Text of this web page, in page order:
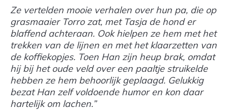
Ze vertelden mooie verhalen over hun pa, die op
grasmaaier Torro zat, met Tasja de hond er
blaffend achteraan. Ook hielpen ze hem met het
trekken van de lijnen en met het klaarzetten van
de koffiekopjes. Toen Han zijn heup brak, omdat
hij bij het oude veld over een paaltje struikelde
hebben ze hem behoorlijk geplaagd. Gelukkig
bezat Han zelf voldoende humor en kon daar
hartelijk om lachen.”